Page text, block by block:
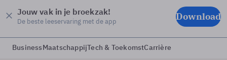
Jouw vak in je broekzak!
De beste leeservaring met de app Download
BusinessMaatschappijTech & ToekomstCarrière